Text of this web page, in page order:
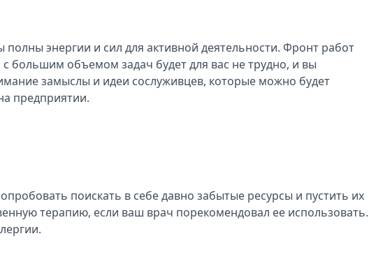
энергии и сил для активной деятельности. Фронт работ
большим объемом задач будет для вас не трудно, и вы
замыслы и идеи сослуживцев, которые можно будет
предприятии.
поискать в себе давно забытые ресурсы и пустить их
терапию, если ваш врач порекомендовал ее использовать.